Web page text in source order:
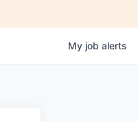
My job alerts